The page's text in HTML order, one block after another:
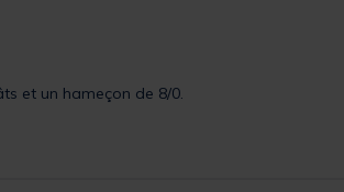
et un hameçon de 8/0.